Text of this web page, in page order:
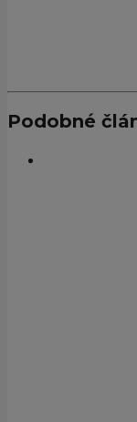
Podobné